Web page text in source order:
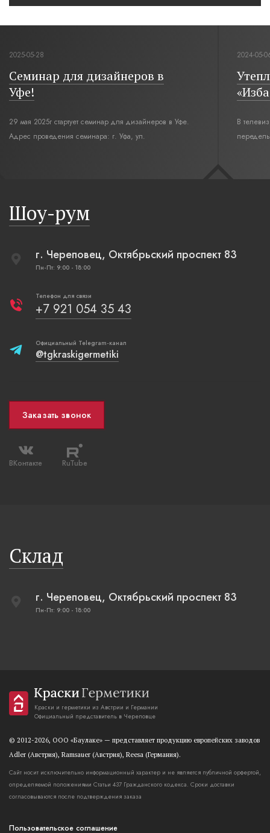
2025-05-28
Семинар для дизайнеров в
Уфе!
29 мая 2025г стартует семинар для дизайнеров в Уфе.
Адрес проведения семинара: г. Уфа, ул.
2024-05-
В
Шоу-рум
г. Череповец, Октябрьский проспект 83
Пн-Пт: 9:00 - 18:00
Телефон для связи
+7 921 054 35 43
Официальный Telegram-канал
@tgkraskigermetiki
Заказать звонок
ВКонтакте RuTube
Склад
г. Череповец, Октябрьский проспект 83
Пн-Пт: 9:00 - 18:00
Краски и герметики из Австрии и Германии
Официальный представитель в Череповце
© 2012-2026, OOO «Баулаке» — представляет продукцию европейских заводов
Adler (Австрия), Ramsauer (Австрия), Reesa (Германия).
Сайт носит исключительно информационный характер и не является публичной орфертой,
определяемой положениями Статьи 437 Гражданского кодекса. Сроки доставки
согласовываются после подтверждения заказа
Пользовательское соглашение